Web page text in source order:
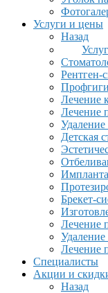
Услуги и цены
Назад
Рентген-
Лечение
Лечение
Удаление
Детская
Брекет-
Лечение
Лечение
Специалисты
Акции и
Назад